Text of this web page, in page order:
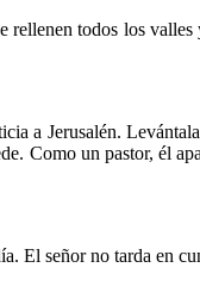
todos los
a Jerusalén.
Como un pastor, él
El señor no tarda en